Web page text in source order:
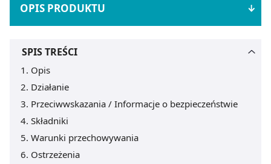
OPIS PRODUKTU
SPIS TREŚCI
Opis
Działanie
Przeciwwskazania / Informacje o bezpieczeństwie
Składniki
Warunki przechowywania
Ostrzeżenia